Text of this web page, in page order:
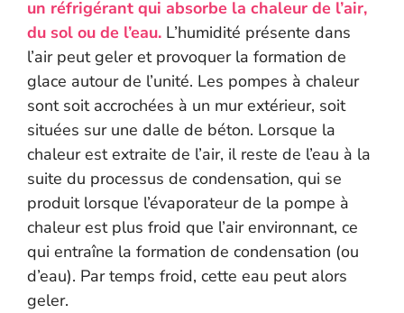
un réfrigérant qui absorbe la chaleur de l’air,
du sol ou de l’eau. L’humidité présente dans
l’air peut geler et provoquer la formation de
glace autour de l’unité. Les pompes à chaleur
sont soit accrochées à un mur extérieur, soit
situées sur une dalle de béton. Lorsque la
chaleur est extraite de l’air, il reste de l’eau à la
suite du processus de condensation, qui se
produit lorsque l’évaporateur de la pompe à
chaleur est plus froid que l’air environnant, ce
qui entraîne la formation de condensation (ou
d’eau). Par temps froid, cette eau peut alors
geler.